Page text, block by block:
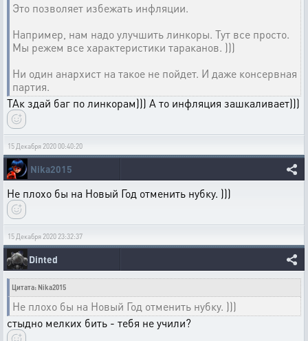
Это позволяет избежать инфляции.
Например, нам надо улучшить линкоры. Тут все просто.
Мы режем все характеристики тараканов. )))
Ни один анархист на такое не пойдет. И даже консервная
партия.
ТАк здай баг по линкорам))) А то инфляция зашкаливает)))
15 Декабря 2020 00:40:20
Nika2015
Не плохо бы на Новый Год отменить нубку. )))
15 Декабря 2020 23:32:37
Dinted
Цитата: Nika2015
Не плохо бы на Новый Год отменить нубку. )))
стыдно мелких бить - тебя не учили?